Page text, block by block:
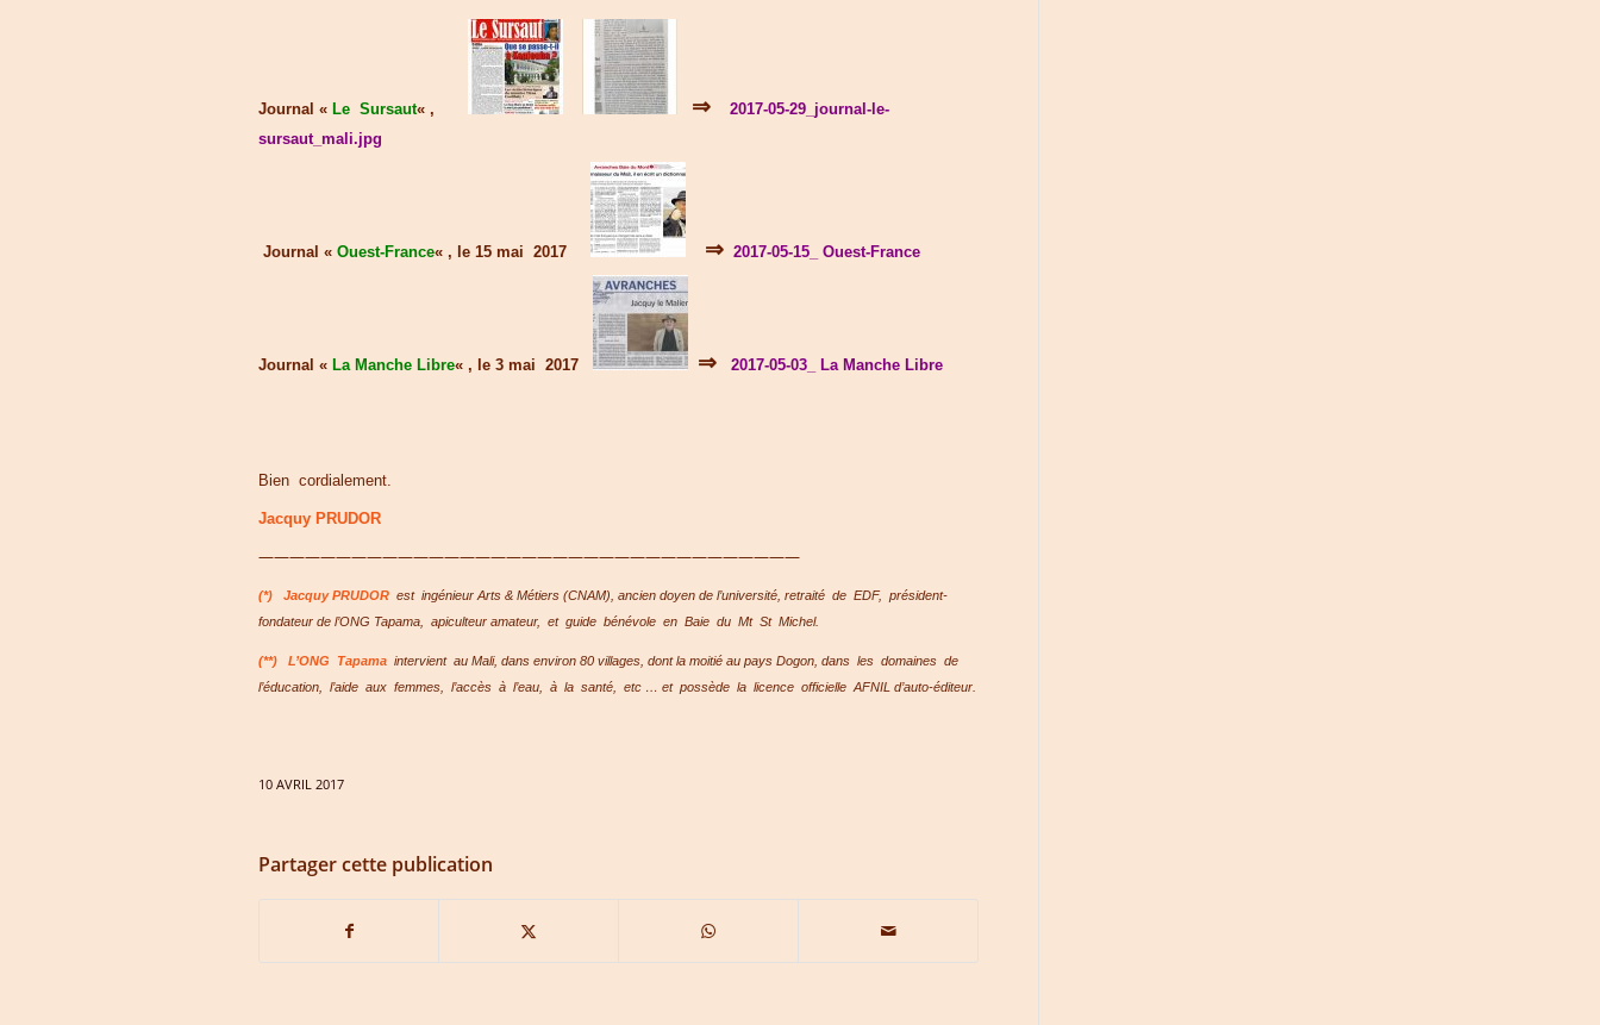
Journal « Le Sursaut« , ⇒
2017-05-29_journal-le-
sursaut_mali.jpg
Journal « Ouest-France« , le 15 mai 2017 ⇒ 2017-05-15_ Ouest-France
Journal « La Manche Libre« , le 3 mai 2017 ⇒ 2017-05-03_ La Manche Libre
Bien cordialement.
Jacquy PRUDOR
———————————————————————————————————
(*) Jacquy PRUDOR est ingénieur Arts & Métiers (CNAM), ancien doyen de l’université, retraité de EDF, président-
fondateur de l’ONG Tapama, apiculteur amateur, et guide bénévole en Baie du Mt St Michel.
(**) L’ONG Tapama intervient au Mali, dans environ 80 villages, dont la moitié au pays Dogon, dans les domaines de
l’éducation, l’aide aux femmes, l’accès à l’eau, à la santé, etc … et possède la licence officielle AFNIL d’auto-éditeur.
10 AVRIL 2017
Partager cette publication